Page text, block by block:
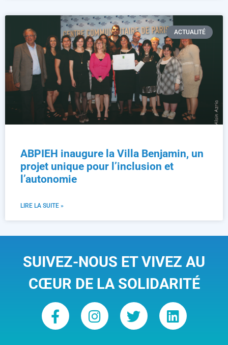
ACTUALITÉ
ABPIEH inaugure la Villa Benjamin, un
projet unique pour l’inclusion et
l’autonomie
LIRE LA SUITE »
SUIVEZ-NOUS ET VIVEZ AU
CŒUR DE LA SOLIDARITÉ